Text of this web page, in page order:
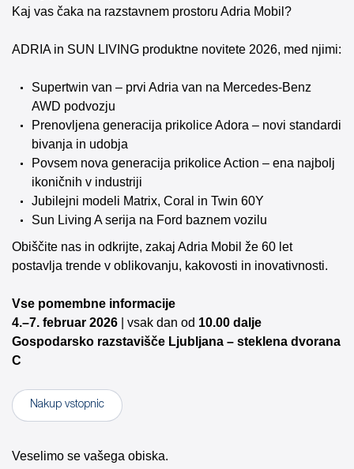
Kaj vas čaka na razstavnem prostoru Adria Mobil?
ADRIA in SUN LIVING produktne novitete 2026, med njimi:
Supertwin van – prvi Adria van na Mercedes-Benz
AWD podvozju
Prenovljena generacija prikolice Adora – novi standardi
bivanja in udobja
Povsem nova generacija prikolice Action – ena najbolj
ikoničnih v industriji
Jubilejni modeli Matrix, Coral in Twin 60Y
Sun Living A serija na Ford baznem vozilu
Obiščite nas in odkrijte, zakaj Adria Mobil že 60 let
postavlja trende v oblikovanju, kakovosti in inovativnosti.
Vse pomembne informacije
4.–7. februar 2026 | vsak dan od 10.00 dalje
Gospodarsko razstavišče Ljubljana – steklena dvorana
C
Nakup vstopnic
Veselimo se vašega obiska.